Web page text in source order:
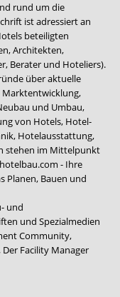
rund um die
ist adressiert an
beteiligten
Architekten,
Berater und Hoteliers).
über aktuelle
und Umbau,
von Hotels, Hotel-
Hotelausstattung,
stehen im Mittelpunkt
- Ihre
Planen, Bauen und
und
und Spezialmedien
Community,
Der Facility Manager